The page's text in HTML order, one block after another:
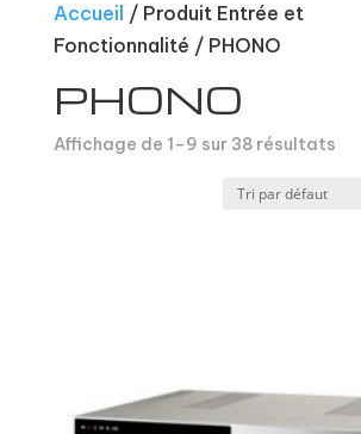
Accueil / Produit Entrée et
Fonctionnalité / PHONO
PHONO
Affichage de 1–9 sur 38 résultats